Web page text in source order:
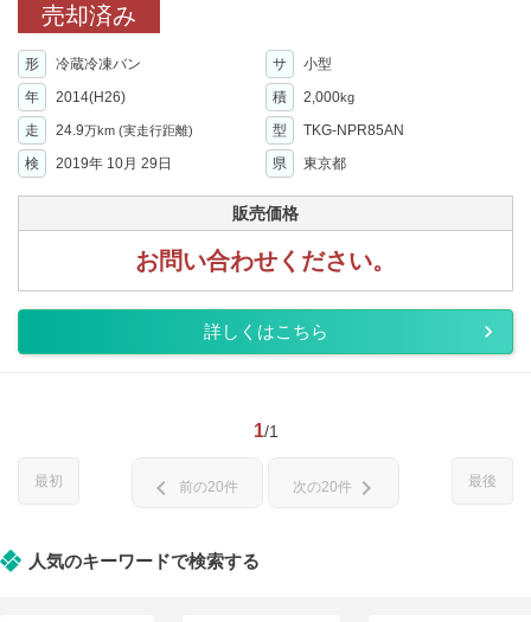
売却済み
形 冷蔵冷凍バン サ
小型
年
2014(H26) 積 2,000kg
走 24.9万km (実走行距離) 型
TKG-NPR85AN
検
2019年 10月 29日 県 東京都
販売価格
お問い合わせください。
詳しくはこちら
1/1
最初 最後
chevron_left 前の20件 次の20件 chevron_right
人気のキーワードで検索する